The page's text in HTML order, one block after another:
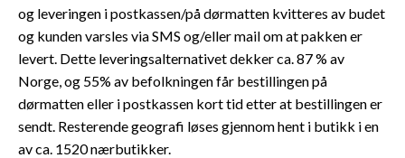
og leveringen i postkassen/på dørmatten kvitteres av budet
og kunden varsles via SMS og/eller mail om at pakken er
levert. Dette leveringsalternativet dekker ca. 87 % av
Norge, og 55% av befolkningen får bestillingen på
dørmatten eller i postkassen kort tid etter at bestillingen er
sendt. Resterende geografi løses gjennom hent i butikk i en
av ca. 1520 nærbutikker.